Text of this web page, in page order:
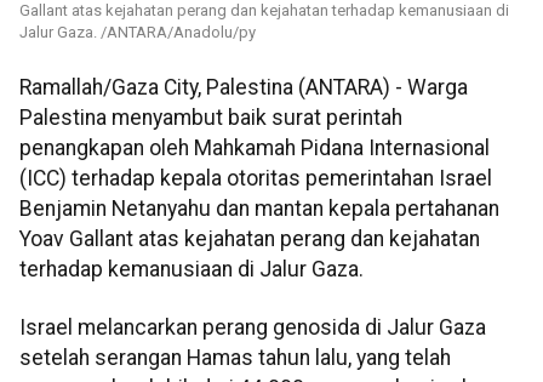
Gallant atas kejahatan perang dan kejahatan terhadap kemanusiaan di
Jalur Gaza. /ANTARA/Anadolu/py
Ramallah/Gaza City, Palestina (ANTARA) - Warga
Palestina menyambut baik surat perintah
penangkapan oleh Mahkamah Pidana Internasional
(ICC) terhadap kepala otoritas pemerintahan Israel
Benjamin Netanyahu dan mantan kepala pertahanan
Yoav Gallant atas kejahatan perang dan kejahatan
terhadap kemanusiaan di Jalur Gaza.
Israel melancarkan perang genosida di Jalur Gaza
setelah serangan Hamas tahun lalu, yang telah